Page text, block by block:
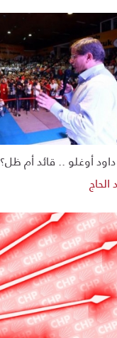
أوغلو .. قائد أم ظل؟